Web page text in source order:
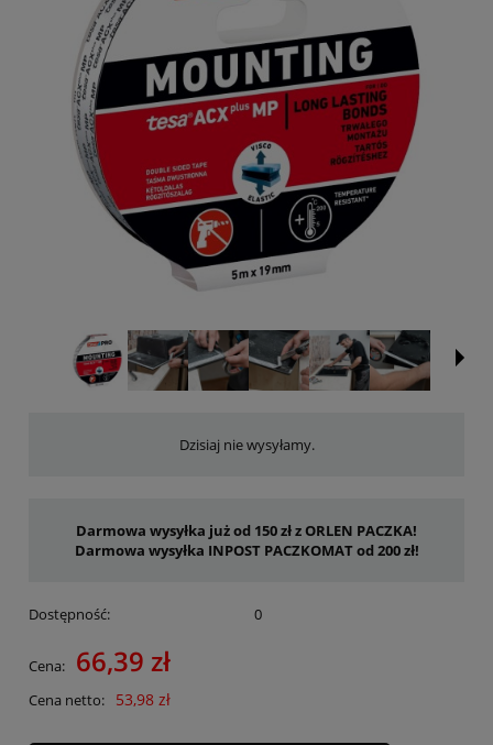
Dzisiaj nie wysyłamy.
Darmowa wysyłka już od 150 zł z ORLEN PACZKA!
Darmowa wysyłka INPOST PACZKOMAT od 200 zł!
Dostępność: 0
Cena: 66,39 zł
Cena netto: 53,98 zł